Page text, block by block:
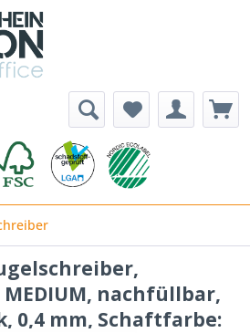
MEDIUM, nachfüllbar,
0,4 mm, Schaftfarbe: